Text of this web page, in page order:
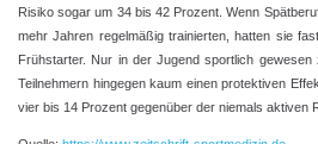
Risiko sogar um 34 bis 42 Prozent. Wenn
mehr Jahren regelmäßig trainierten, hatten sie
Frühstarter. Nur in der Jugend sportlich
Teilnehmern hingegen kaum einen protektiven
vier bis 14 Prozent gegenüber der niemals aktiven